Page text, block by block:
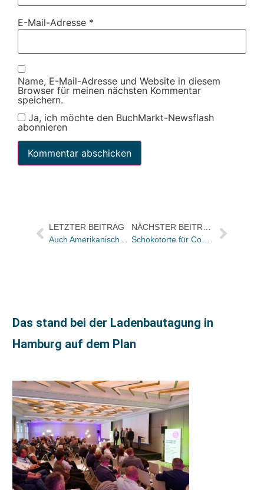
E-Mail-Adresse *
Name, E-Mail-Adresse und Website in diesem
Browser für meinen nächsten Kommentar
speichern.
Ja, ich möchte den BuchMarkt-Newsflash
abonnieren
LETZTER BEITRAG
Das stand bei der Ladenbautagung in
Hamburg auf dem Plan